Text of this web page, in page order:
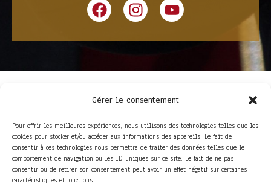
Gérer le consentement
Pour offrir les meilleures expériences, nous utilisons des technologies telles que les
cookies pour stocker et/ou accéder aux informations des appareils. Le fait de
consentir à ces technologies nous permettra de traiter des données telles que le
comportement de navigation ou les ID uniques sur ce site. Le fait de ne pas
consentir ou de retirer son consentement peut avoir un effet négatif sur certaines
caractéristiques et fonctions.
ACCÈS RAPIDE